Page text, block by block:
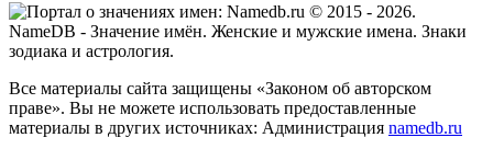
© 2015 - 2026.
NameDB - Значение имён. Женские и мужские имена. Знаки
зодиака и астрология.
Все материалы сайта защищены «Законом об авторском
праве». Вы не можете использовать предоставленные
материалы в других источниках: Администрация namedb.ru